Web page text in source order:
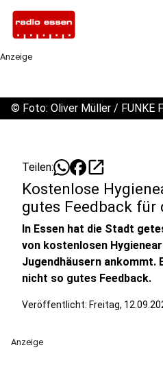
Anzeige
© Foto: Oliver Müller / FUNKE
Teilen: open_in_new
Kostenlose
gutes Feedback für
In Essen hat die Stadt
von kostenlosen
Jugendhäusern ankommt.
nicht so gutes Feedback.
Veröffentlicht: Freitag,
Anzeige